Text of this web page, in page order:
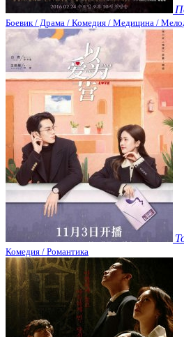
Боевик / Драма / Комедия / Медицина /
Комедия / Романтика